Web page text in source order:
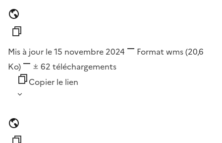
Mis à jour le 15 novembre 2024 Format wms(20,6
Ko)
62 téléchargements
Copier le lien